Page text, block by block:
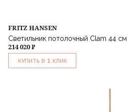
FRITZ HANSEN
Светильник потолочный Clam 44 см
214 020 ₽
КУПИТЬ В 1 КЛИК